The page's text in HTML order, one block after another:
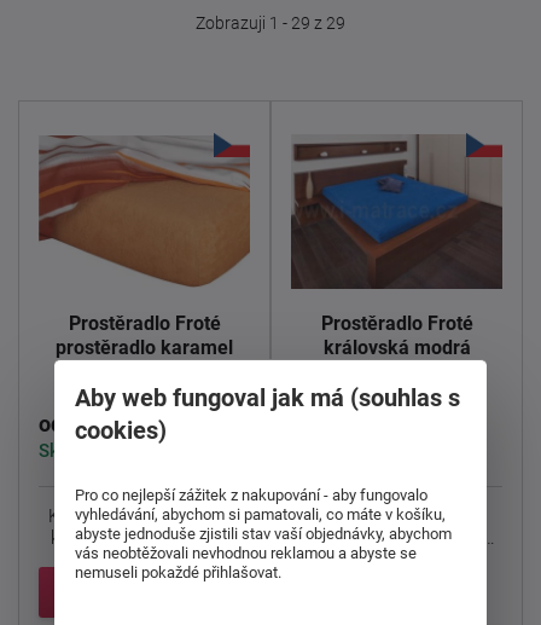
Zobrazuji 1 - 29 z 29
Prostěradlo Froté
prostěradlo karamel
od 695 Kč
Skladem > 5 ks
Kvalitní froté prostěradlo
karamelové barvy. Froté
prostěradla jsou ...
Prostěradlo Froté
královská modrá
Froté prostěradlo v
oblíbené barvě královská
modř.
Aby web fungoval jak má (souhlas s
cookies)
Pro co nejlepší zážitek z nakupování - aby fungovalo
vyhledávání, abychom si pamatovali, co máte v košíku,
abyste jednoduše zjistili stav vaší objednávky, abychom
vás neobtěžovali nevhodnou reklamou a abyste se
nemuseli pokaždé přihlašovat.